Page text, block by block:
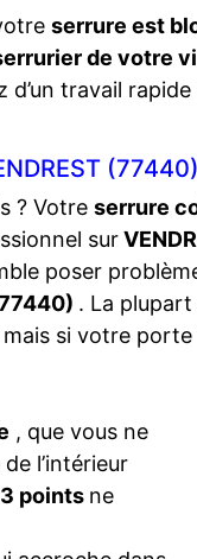
serrure est
de votre
d’un travail
(77440)
? Votre serrure
sur
poser
. La
si votre
, que vous ne
l’intérieur
points ne